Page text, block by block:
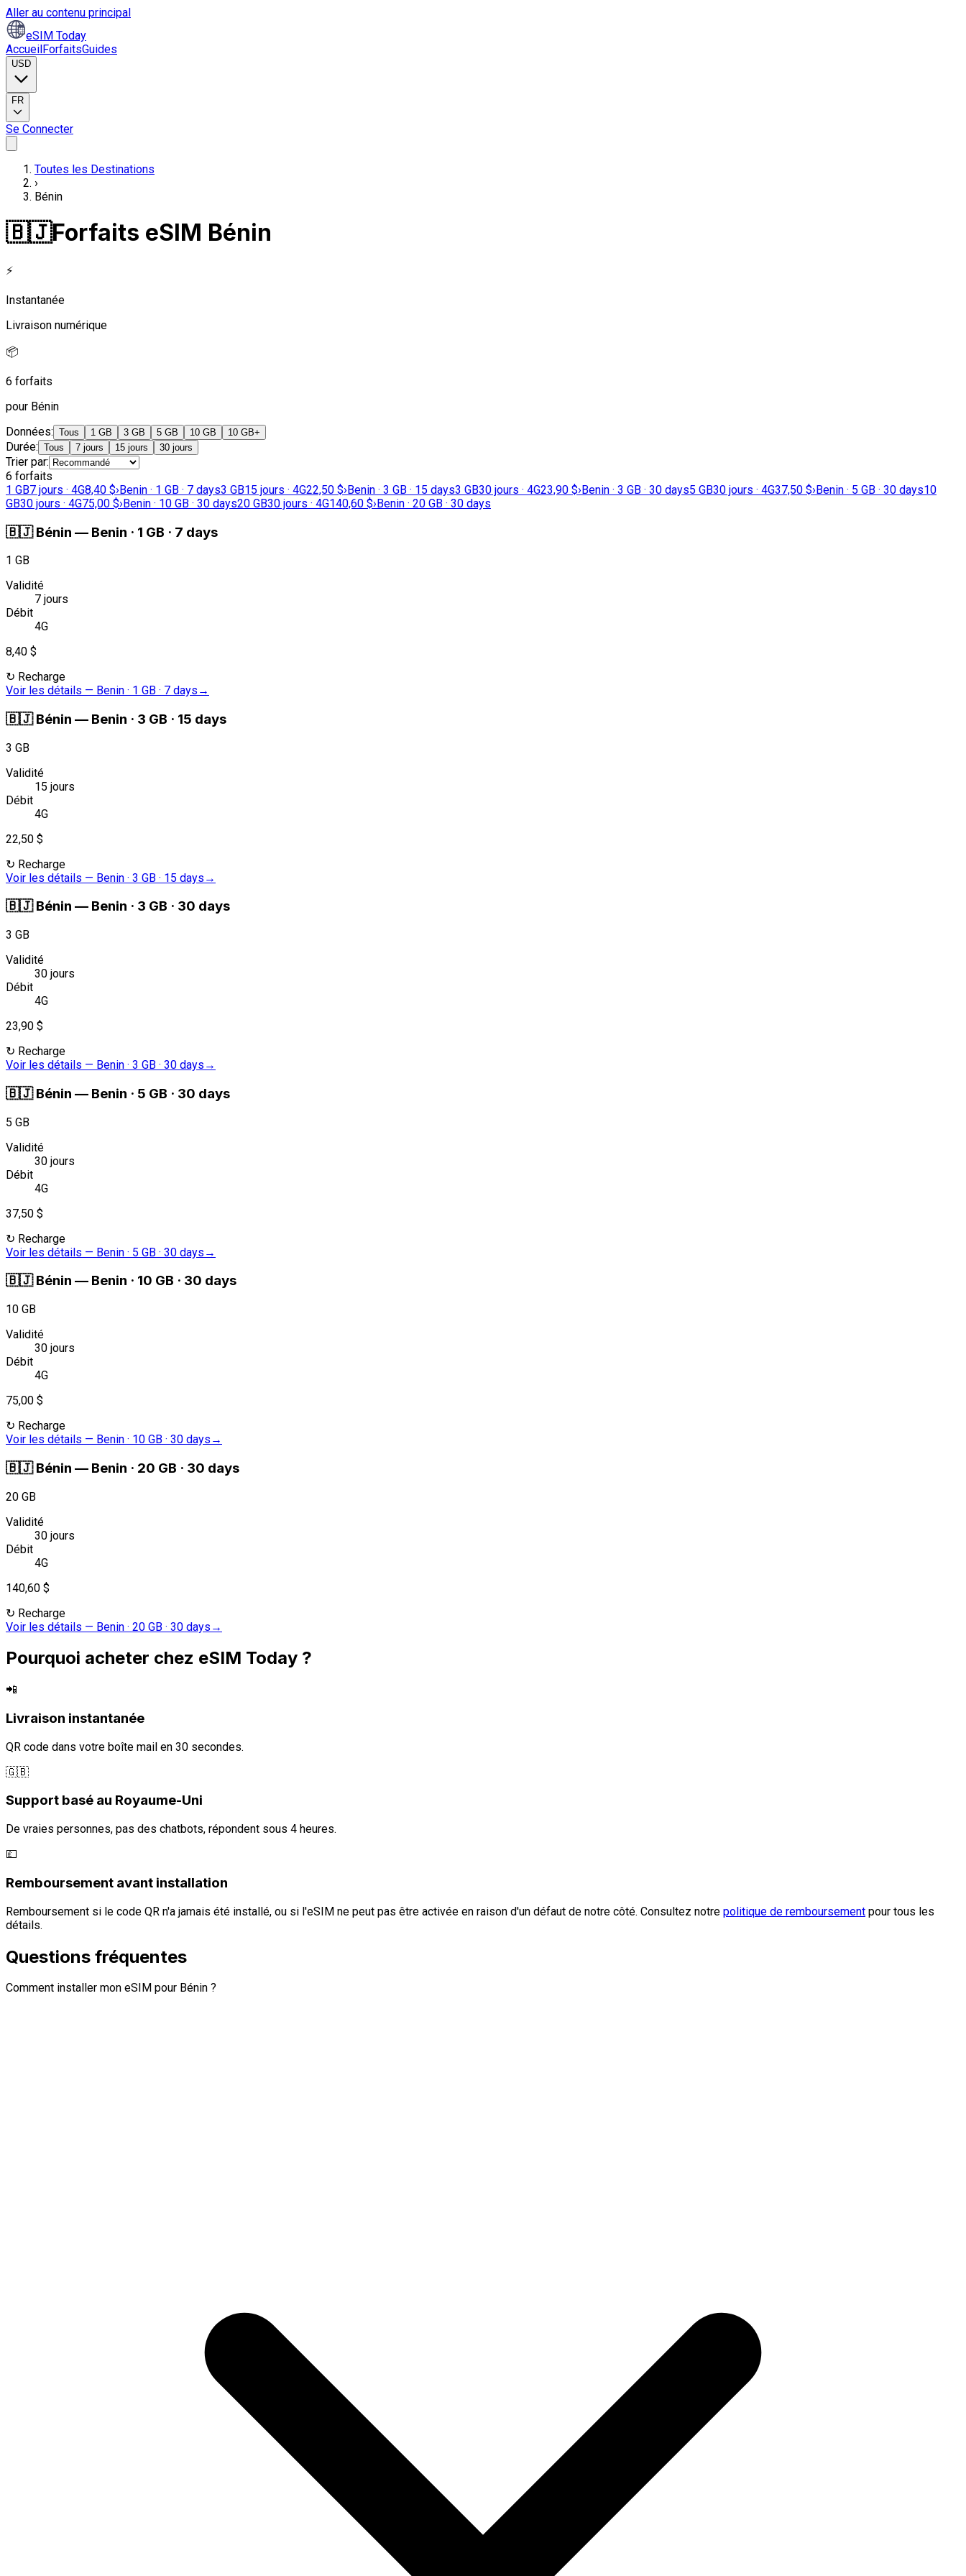
Aller au contenu principal
eSIM Today
AccueilForfaitsGuides
USD
FR
Se Connecter
Toutes les Destinations
›
Bénin
🇧🇯Forfaits eSIM Bénin
⚡
Instantanée
Livraison numérique
📦
6 forfaits
pour Bénin
Données: Tous 1 GB 3 GB 5 GB 10 GB 10 GB+
Durée: Tous 7 jours 15 jours 30 jours
Trier par:
6 forfaits
1 GB7 jours · 4G8,40 $›Benin · 1 GB · 7 days3 GB15 jours · 4G22,50 $›Benin · 3 GB · 15 days3 GB30 jours · 4G23,90 $›Benin · 3 GB · 30 days5 GB30 jours · 4G37,50 $›Benin · 5 GB · 30 days10
GB30 jours · 4G75,00 $›Benin · 10 GB · 30 days20 GB30 jours · 4G140,60 $›Benin · 20 GB · 30 days
🇧🇯 Bénin — Benin · 1 GB · 7 days
1 GB
Validité
7 jours
Débit
4G
8,40 $
↻ Recharge
Voir les détails — Benin · 1 GB · 7 days →
🇧🇯 Bénin — Benin · 3 GB · 15 days
3 GB
Validité
15 jours
Débit
4G
22,50 $
↻ Recharge
Voir les détails — Benin · 3 GB · 15 days →
🇧🇯 Bénin — Benin · 3 GB · 30 days
3 GB
Validité
30 jours
Débit
4G
23,90 $
↻ Recharge
Voir les détails — Benin · 3 GB · 30 days →
🇧🇯 Bénin — Benin · 5 GB · 30 days
5 GB
Validité
30 jours
Débit
4G
37,50 $
↻ Recharge
Voir les détails — Benin · 5 GB · 30 days →
🇧🇯 Bénin — Benin · 10 GB · 30 days
10 GB
Validité
30 jours
Débit
4G
75,00 $
↻ Recharge
Voir les détails — Benin · 10 GB · 30 days →
🇧🇯 Bénin — Benin · 20 GB · 30 days
20 GB
Validité
30 jours
Débit
4G
140,60 $
↻ Recharge
Voir les détails — Benin · 20 GB · 30 days →
Pourquoi acheter chez eSIM Today ?
📲
Livraison instantanée
QR code dans votre boîte mail en 30 secondes.
🇬🇧
Support basé au Royaume-Uni
De vraies personnes, pas des chatbots, répondent sous 4 heures.
💷
Remboursement avant installation
Remboursement si le code QR n'a jamais été installé, ou si l'eSIM ne peut pas être activée en raison d'un défaut de notre côté. Consultez notre politique de remboursement pour tous les
détails.
Questions fréquentes
Comment installer mon eSIM pour Bénin ?